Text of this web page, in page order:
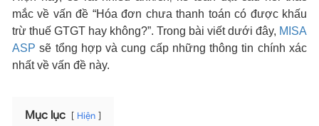
mắc về vấn đề “Hóa đơn chưa thanh toán có được khấu
trừ thuế GTGT hay không?”. Trong bài viết dưới đây, MISA
ASP sẽ tổng hợp và cung cấp những thông tin chính xác
nhất về vấn đề này.
Mục lục Hiện